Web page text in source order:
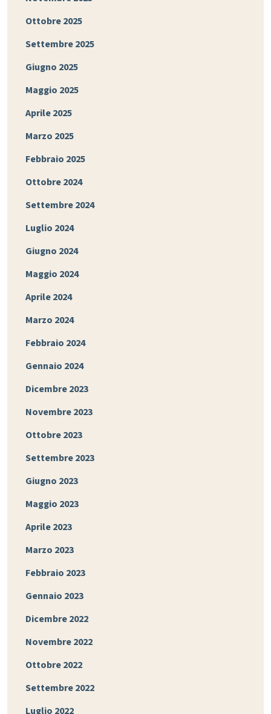
Ottobre 2025
Settembre 2025
Giugno 2025
Maggio 2025
Aprile 2025
Marzo 2025
Febbraio 2025
Ottobre 2024
Settembre 2024
Luglio 2024
Giugno 2024
Maggio 2024
Aprile 2024
Marzo 2024
Febbraio 2024
Gennaio 2024
Dicembre 2023
Novembre 2023
Ottobre 2023
Settembre 2023
Giugno 2023
Maggio 2023
Aprile 2023
Marzo 2023
Febbraio 2023
Gennaio 2023
Dicembre 2022
Novembre 2022
Ottobre 2022
Settembre 2022
Luglio 2022